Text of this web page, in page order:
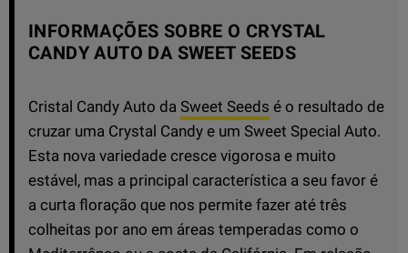
INFORMAÇÕES SOBRE O CRYSTAL
CANDY AUTO DA SWEET SEEDS
Cristal Candy Auto da Sweet Seeds é o resultado de
cruzar uma Crystal Candy e um Sweet Special Auto.
Esta nova variedade cresce vigorosa e muito
estável, mas a principal característica a seu favor é
a curta floração que nos permite fazer até três
colheitas por ano em áreas temperadas como o